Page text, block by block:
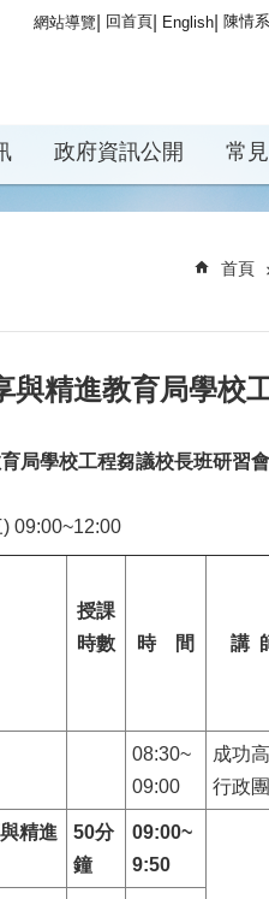
網站導覽 回首頁 English 陳情
政府資訊公開 常
首頁
與精進教育局學校
局學校工程芻議校長班研習
09:00~12:00
授課
時數
時 間 講
08:30~
09:00
成功
行政
精進
50分
鐘
09:00~
9:50